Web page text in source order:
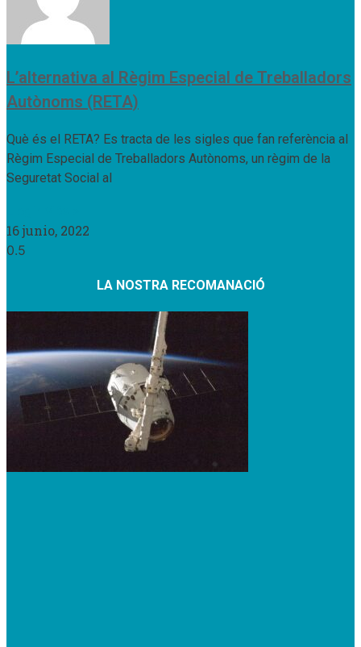
L’alternativa al Règim Especial de Treballadors
Autònoms (RETA)
Què és el RETA? Es tracta de les sigles que fan referència al
Règim Especial de Treballadors Autònoms, un règim de la
Seguretat Social al
16 junio, 2022
LA NOSTRA RECOMANACIÓ